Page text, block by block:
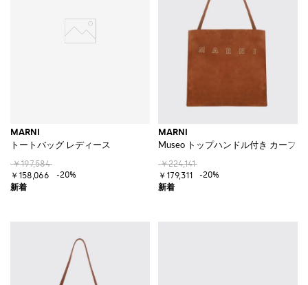
MARNI
トートバッグ レディース
￥197,584
￥158,066
-20%
MARNI
Museo トップハンドル付き カーフ
￥224,141
￥179,311
-20%